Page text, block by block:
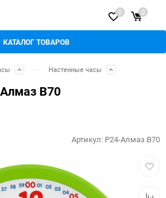
КАТАЛОГ ТОВАРОВ
0 0
Настенные часы
В70
Артикул: P24-Алмаз В70